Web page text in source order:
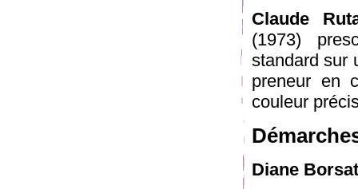
Claude
(1973)
standard sur
preneur en
couleur
Diane